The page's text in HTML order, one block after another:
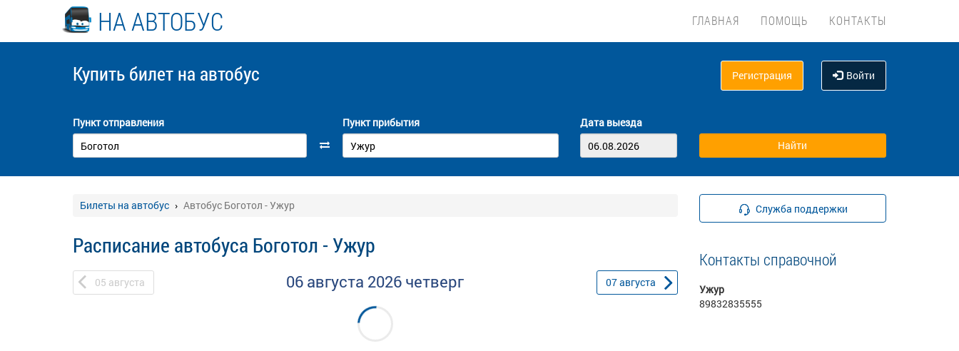
НА АВТОБУС ГЛАВНАЯ ПОМОЩЬ КОНТАКТЫ
Купить билет на автобус Регистрация Войти
Пункт отправления Пункт прибытия Дата выезда
Билеты на автобус Автобус Боготол - Ужур
Расписание автобуса Боготол - Ужур
05 августа 06 августа 2026 четверг 07августа
Служба поддержки
Контакты справочной
Ужур
89832835555